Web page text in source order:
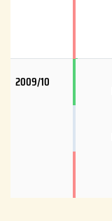
2009/10